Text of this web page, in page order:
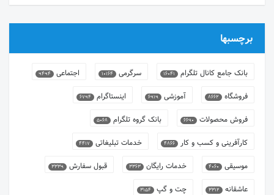
برچسبها
بانک جامع کانال تلگرام 16041 سرگرمی 10164 اجتماعی 9494
فروشگاه 8662 آموزشی 6919 اینستاگرام 6794
فروش محصولات 6690 بانک گروه تلگرام 5068
کارآفرینی و کسب و کار 4866 خدمات تبلیغاتی 4417
موسیقی 4060 خدمات رایگان 3363 قبول سفارش 3339
عاشقانه 3312 چت و گپ 3154